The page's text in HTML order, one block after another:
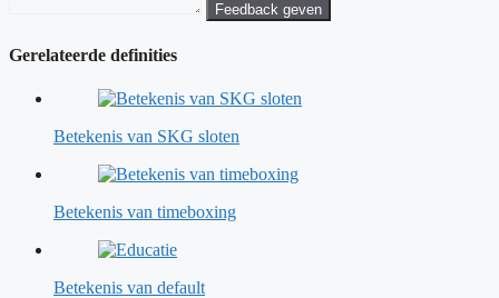
Feedback geven
Gerelateerde definities
Betekenis van SKG sloten
Betekenis van timeboxing
Betekenis van default